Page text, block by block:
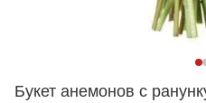
Букет анемонов с